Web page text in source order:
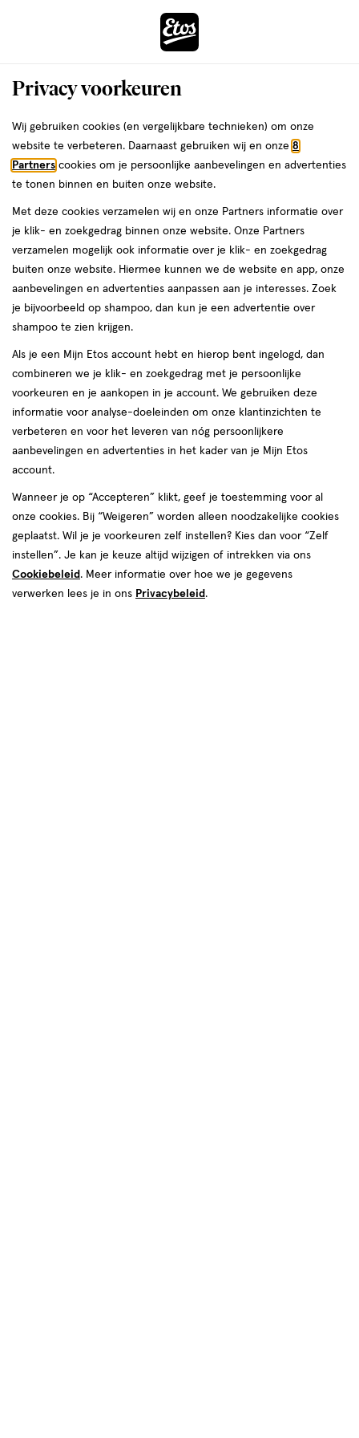
content
naar
de
zoekbalk
ga
footer
Voor 22:00 uur besteld,
Zoeken
Interactie
dit
veld
een
volledig
venster
met
geavanceerde
zoekopties
›
Weleda
Zóóómerdeals bij Etos! Shop nu
Je
bent
hier:
Babygezondheid
Groeipijn bij je kind
12 juni 2025
Groeipijn bij kinderen kan erg vervelend zijn. Als
je kind ook ’s nachts pijn heeft, kan dit de
nachtrust van je kind verstoren. Maar is er ook
iets aan te doen? We vertellen je alles over
groeipijn bij kinderen en geven je tips om de
pijn te verlichten.
Privacy voorkeuren
Wij gebruiken cookies (en vergelijkbare technieken) om onze
website te verbeteren. Daarnaast gebruiken wij en onze 8
Partners cookies om je persoonlijke aanbevelingen en advertenties
te tonen binnen en buiten onze website.
Met deze cookies verzamelen wij en onze Partners informatie over
je klik- en zoekgedrag binnen onze website. Onze Partners
verzamelen mogelijk ook informatie over je klik- en zoekgedrag
buiten onze website. Hiermee kunnen we de website en app, onze
aanbevelingen en advertenties aanpassen aan je interesses. Zoek
je bijvoorbeeld op shampoo, dan kun je een advertentie over
shampoo te zien krijgen.
Als je een Mijn Etos account hebt en hierop bent ingelogd, dan
combineren we je klik- en zoekgedrag met je persoonlijke
voorkeuren en je aankopen in je account. We gebruiken deze
informatie voor analyse-doeleinden om onze klantinzichten te
verbeteren en voor het leveren van nóg persoonlijkere
aanbevelingen en advertenties in het kader van je Mijn Etos
account.
Wanneer je op “Accepteren” klikt, geef je toestemming voor al
onze cookies. Bij “Weigeren” worden alleen noodzakelijke cookies
geplaatst. Wil je je voorkeuren zelf instellen? Kies dan voor “Zelf
instellen”. Je kan je keuze altijd wijzigen of intrekken via ons
Cookiebeleid . Meer informatie over hoe we je gegevens
verwerken lees je in ons Privacybeleid .